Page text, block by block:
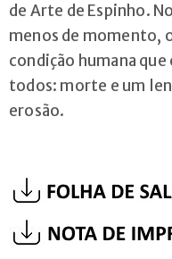
de Arte de Espinho.
menos de momento,
condição humana
todos: morte e um
erosão.